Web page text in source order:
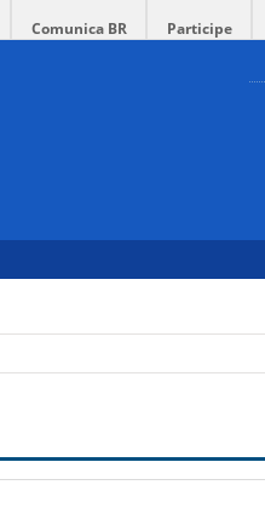
Comunica BR Participe